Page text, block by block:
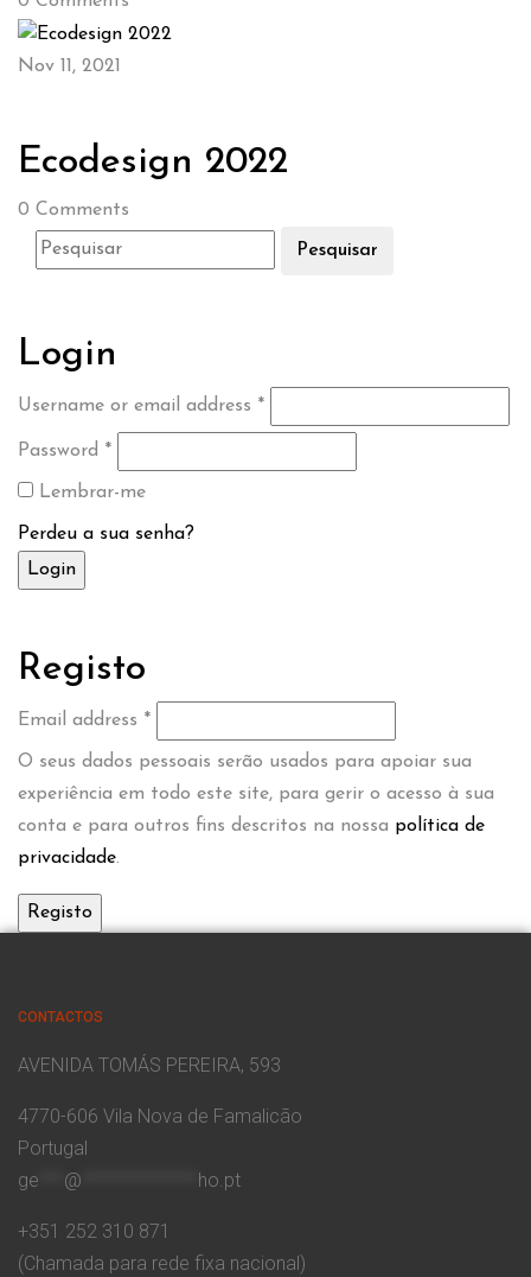
Nov 11, 2021
Ecodesign 2022
0 Comments
Pesquisar
Login
Username or email address *
Password *
Lembrar-me
Perdeu a sua senha?
Registo
Email address *
O seus dados pessoais serão usados ​​para apoiar sua
experiência em todo este site, para gerir o acesso à sua
conta e para outros fins descritos na nossa política de
privacidade.
CONTACTOS
AVENIDA TOMÁS PEREIRA, 593
4770-606 Vila Nova de Famalicão
Portugal
ge
@ ho.pt
+351 252 310 871
(Chamada para rede fixa nacional)